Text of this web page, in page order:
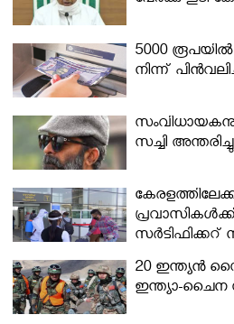
5000
നിന്ന്
സച്ചി
മന്ത്രിസഭ
20 ഇന്ത്യൻ
ഇന്ത്യാ-